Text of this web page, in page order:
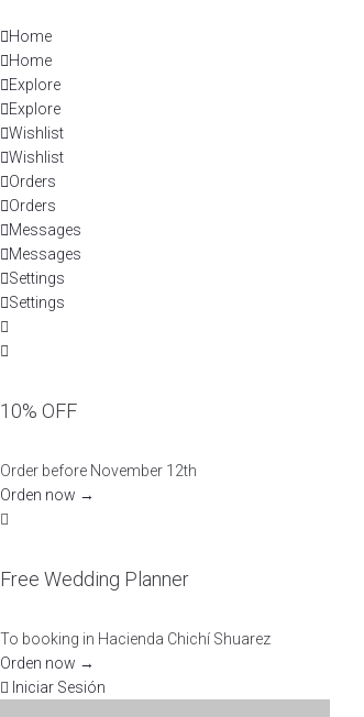
to
content
Home
Home
Explore
Explore
Wishlist
Wishlist
Orders
Orders
Messages
Messages
Settings
Settings
10% OFF
Order before November 12th
Orden now →
Free Wedding Planner
To booking in Hacienda Chichí Shuarez
Orden now →
Iniciar Sesión